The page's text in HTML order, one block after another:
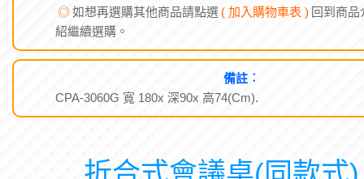
◎如想再選購其他商品請點選 ( 加入購物車表 ) 回到商品
紹繼續選購。
備註︰
CPA-3060G 寬 180x 深90x 高74(Cm).